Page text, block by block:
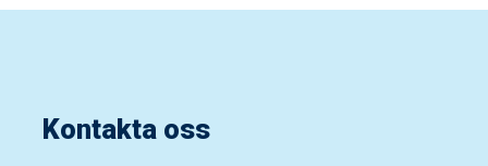
Kontakta oss